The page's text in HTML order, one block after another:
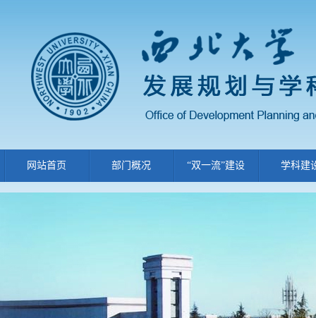
网站首页 部门概况 “双一流”建设 学科建